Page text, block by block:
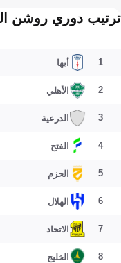
ترتيب دوري روشن
1 أبها
2 الأهلي
3 الدرعية
4 الفتح
5 الحزم
6 الهلال
7 الاتحاد
8 الخليج